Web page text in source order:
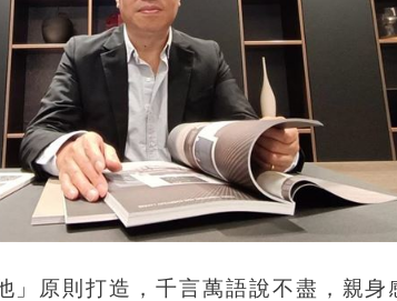
原則打造，千言萬語說不盡，親身